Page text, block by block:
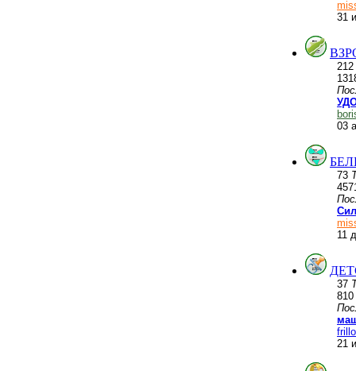
31
212
03
73
11
37
810
21